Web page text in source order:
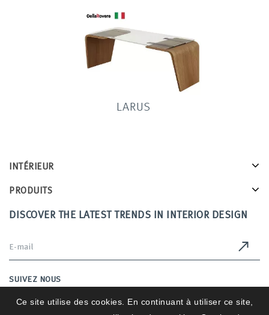
LARUS
INTÉRIEUR
PRODUITS
DISCOVER THE LATEST TRENDS IN INTERIOR DESIGN
SUIVEZ NOUS
Ce site utilise des cookies. En continuant à utiliser ce site,